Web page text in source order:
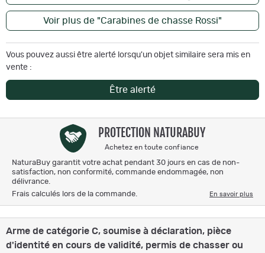
Voir plus de "Carabines de chasse Rossi"
Vous pouvez aussi être alerté lorsqu'un objet similaire sera mis en
vente :
Être alerté
PROTECTION NATURABUY
Achetez en toute confiance
NaturaBuy garantit votre achat pendant 30 jours en cas de non-
satisfaction, non conformité, commande endommagée, non
délivrance.
Frais calculés lors de la commande.
En savoir plus
Arme de catégorie C, soumise à déclaration, pièce
d'identité en cours de validité, permis de chasser ou